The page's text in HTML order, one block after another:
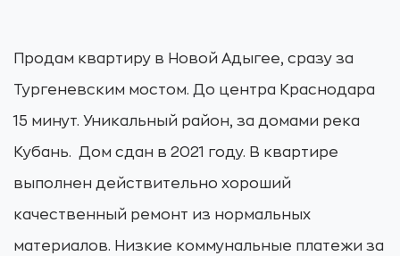
Продам квартиру в Новой Адыгее, сразу за
Тургеневским мостом. До центра Краснодара
15 минут. Уникальный район, за домами река
Кубань. Дом сдан в 2021 году. В квартире
выполнен действительно хороший
качественный ремонт из нормальных
материалов. Низкие коммунальные платежи за